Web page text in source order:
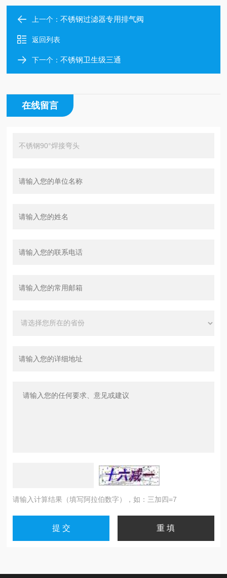
上一个：不锈钢过滤器专用排气阀
返回列表
下一个：不锈钢卫生级三通
在线留言
请输入计算结果（填写阿拉伯数字），如：三加四=7